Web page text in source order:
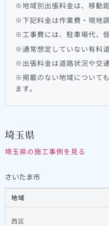
※地域別出張料金は、移動
※下記料金は作業費・現地
※工事費には、駐車場代、
※通常想定していない有料
※出張料金は道路状況や交
※掲載のない地域について
ます。
埼玉県
埼玉県の施工事例を見る
さいたま市
地域
西区